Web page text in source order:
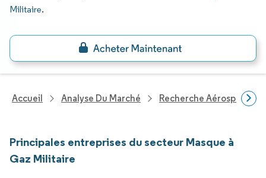
Militaire.
Accueil Analyse Du Marché Recherche Aérospatiale
Principales entreprises du secteur Masque à
Gaz Militaire